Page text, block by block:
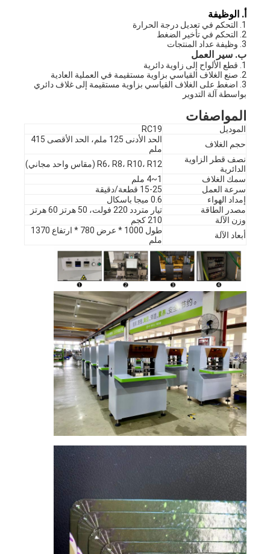
مسكن
منتجات
أشرطة فيديو
أ. الوظيفة
1. التحكم في تعديل درجة الحرارة
2. التحكم في تأخير الضغط
3. وظيفة عداد المنتجات
ب. سير العمل
1. قطع الألواح إلى زاوية دائرية
2. صنع الغلاف القياسي بزاوية مستقيمة في العملية العادية
بواسطة آلة التدوير
المواصفات
الموديل
RC19
حجم الغلاف
الحد الأدنى 125 ملم، الحد الأقصى 415
ملم
نصف قطر الزاوية
الدائرية
R6، R8، R10، R12 (مقاس واحد مجاني)
سمك الغلاف
1~4 ملم
سرعة العمل
15-25 قطعة/دقيقة
إمداد الهواء
0.6 ميجا باسكال
مصدر الطاقة
تيار متردد 220 فولت، 50 هرتز 60 هرتز
وزن الآلة
210 كجم
أبعاد الآلة
طول 1000 * عرض 780 * ارتفاع 1370
ملم